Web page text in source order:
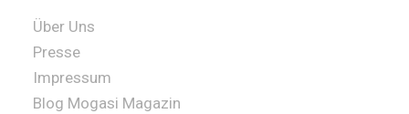
Über Uns
Presse
Impressum
Blog Mogasi Magazin